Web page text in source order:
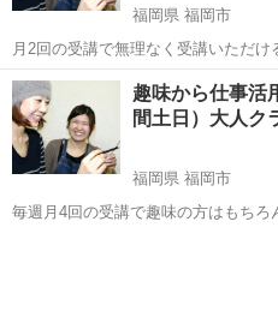
福岡県 福岡市
月2回の受講で無理なく受講いただけ
はパステル・アクリル・油絵・色鉛
ます。基礎クラスで学んだ基本を土
に合った技術を身に付けられます。
福岡 福岡市 デッサン
趣味から仕事活
間土日）大人ク
福岡県 福岡市
毎週月4回の受講で趣味の方はもちろ